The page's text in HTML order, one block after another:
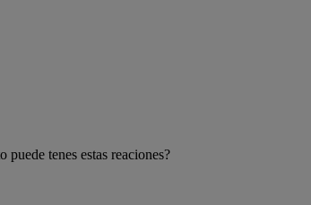
tenes estas reaciones?